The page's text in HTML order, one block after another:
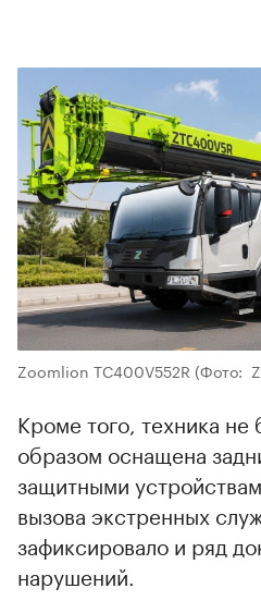
00:00 / 00:00
Zoomlion TC400V552R (Фото:
Кроме того, техника
образом оснащена
защитными
вызова экстренных
зафиксировало и ряд
нарушений.